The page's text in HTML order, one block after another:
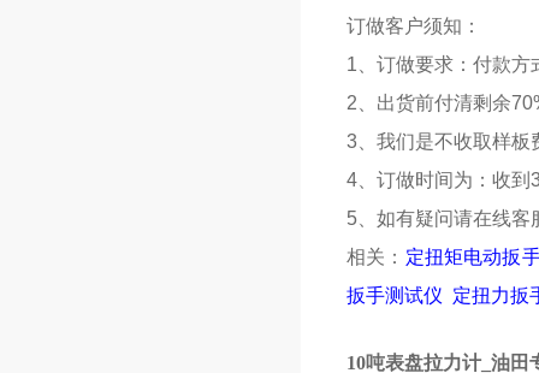
订做客户须知：
1、订做要求：付款方
2、出货前付清剩余
3、我们是不收取样板
4、订做时间为：收到
5、如有疑问请在线客
相关： 定扭矩电动扳
扳手测试仪 定扭力扳
10吨表盘拉力计_油田